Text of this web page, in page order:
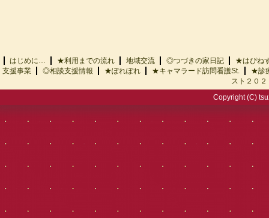
はじめに… ★利用までの流れ 地域交流 ◎つづきの家日記
★はぴ
支援事業
◎相談支援情報 ★ぽれぽれ ★キャマラード訪問看護St.
★診
スト２０２
Copyright (C)